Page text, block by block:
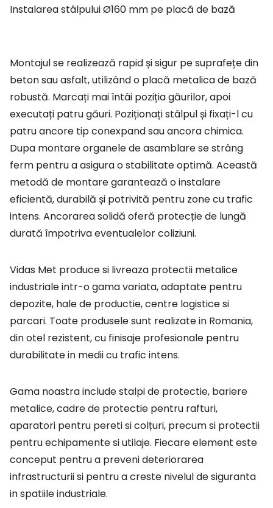
Instalarea stâlpului Ø160 mm pe placă de bază
Montajul se realizează rapid și sigur pe suprafețe din
beton sau asfalt, utilizând o placă metalica de bază
robustă. Marcați mai întâi poziția găurilor, apoi
executați patru găuri. Poziționați stâlpul și fixați-l cu
patru ancore tip conexpand sau ancora chimica.
Dupa montare organele de asamblare se strâng
ferm pentru a asigura o stabilitate optimă. Această
metodă de montare garantează o instalare
eficientă, durabilă și potrivită pentru zone cu trafic
intens. Ancorarea solidă oferă protecție de lungă
durată împotriva eventualelor coliziuni.
Vidas Met produce si livreaza protectii metalice
industriale intr-o gama variata, adaptate pentru
depozite, hale de productie, centre logistice si
parcari. Toate produsele sunt realizate in Romania,
din otel rezistent, cu finisaje profesionale pentru
durabilitate in medii cu trafic intens.
Gama noastra include stalpi de protectie, bariere
metalice, cadre de protectie pentru rafturi,
aparatori pentru pereti si colțuri, precum si protectii
pentru echipamente si utilaje. Fiecare element este
conceput pentru a preveni deteriorarea
infrastructurii si pentru a creste nivelul de siguranta
in spatiile industriale.